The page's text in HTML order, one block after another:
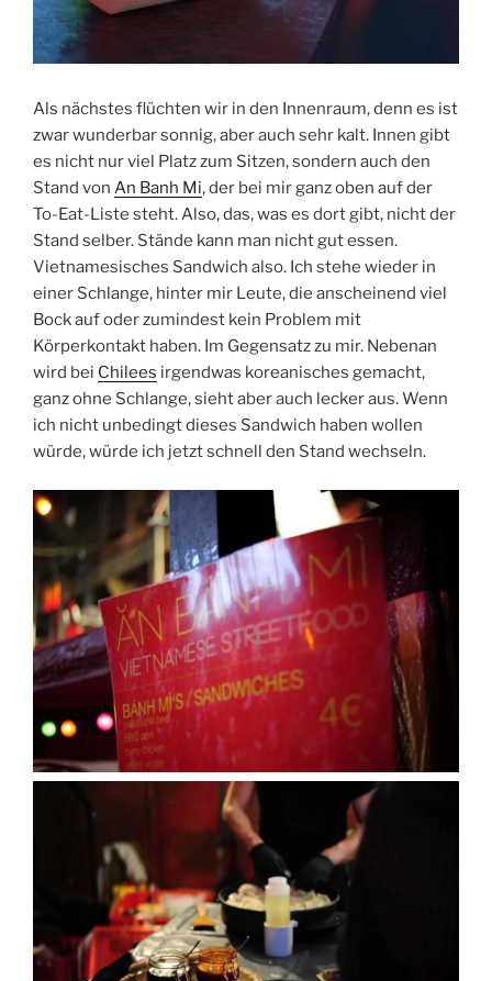
Als nächstes flüchten wir in den Innenraum, denn es ist
zwar wunderbar sonnig, aber auch sehr kalt. Innen gibt
es nicht nur viel Platz zum Sitzen, sondern auch den
Stand von An Banh Mi, der bei mir ganz oben auf der
To-Eat-Liste steht. Also, das, was es dort gibt, nicht der
Stand selber. Stände kann man nicht gut essen.
Vietnamesisches Sandwich also. Ich stehe wieder in
einer Schlange, hinter mir Leute, die anscheinend viel
Bock auf oder zumindest kein Problem mit
Körperkontakt haben. Im Gegensatz zu mir. Nebenan
wird bei Chilees irgendwas koreanisches gemacht,
ganz ohne Schlange, sieht aber auch lecker aus. Wenn
ich nicht unbedingt dieses Sandwich haben wollen
würde, würde ich jetzt schnell den Stand wechseln.